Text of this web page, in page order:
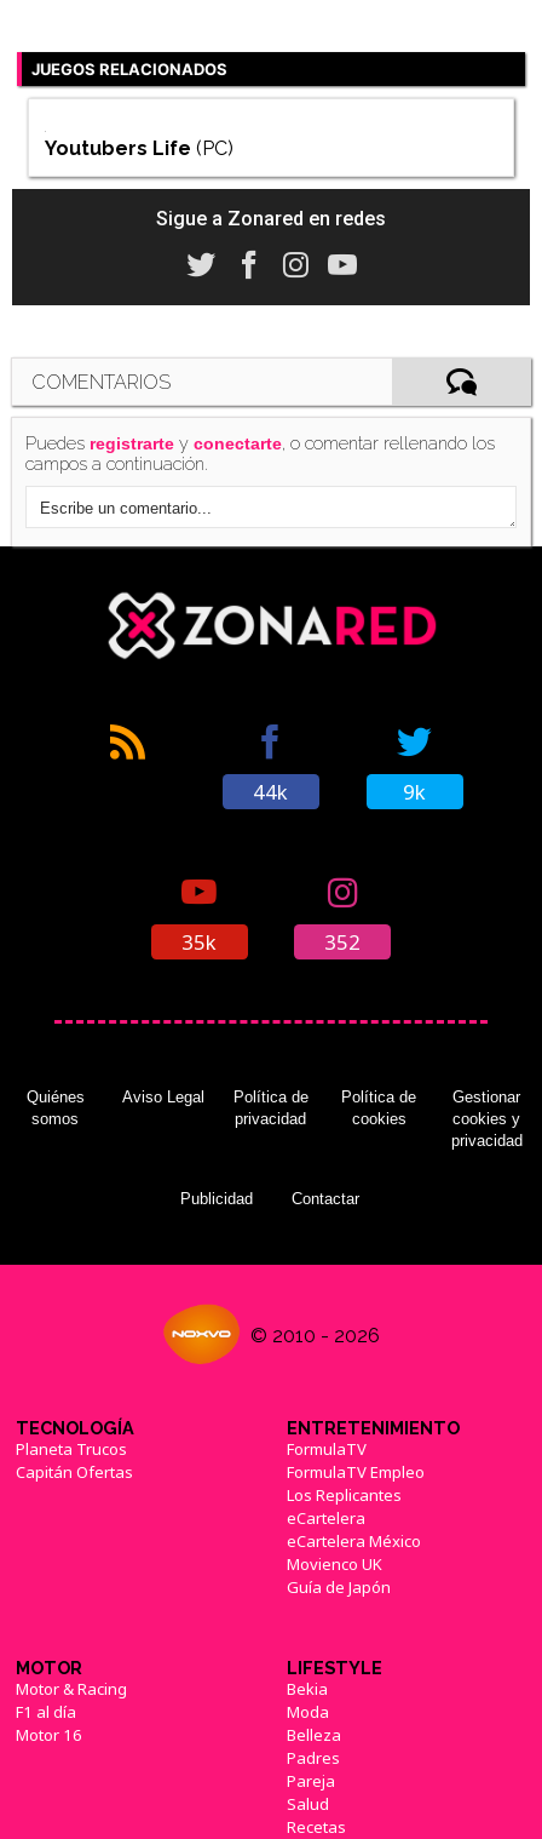
JUEGOS RELACIONADOS
Youtubers Life (PC)
Sigue a Zonared en redes
COMENTARIOS
Puedes registrarte yconectarte, o comentar rellenando los
campos a continuación.
44k 9k
35k 352
Quiénes
somos
Aviso Legal
Política de
privacidad
Política de
cookies
Gestionar
cookies y
privacidad
Publicidad Contactar
© 2010 - 2026
TECNOLOGÍA
Planeta Trucos
Capitán Ofertas
ENTRETENIMIENTO
FormulaTV
FormulaTV Empleo
Los Replicantes
eCartelera
eCartelera México
Movienco UK
Guía de Japón
MOTOR
Motor & Racing
F1 al día
Motor 16
LIFESTYLE
Bekia
Moda
Belleza
Padres
Pareja
Salud
Recetas